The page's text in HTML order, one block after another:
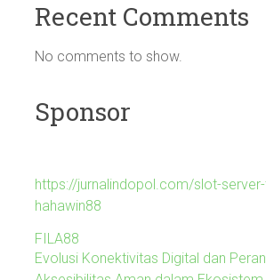
Recent Comments
No comments to show.
Sponsor
https://jurnalindopol.com/slot-
hahawin88
FILA88
Evolusi Konektivitas Digital dan